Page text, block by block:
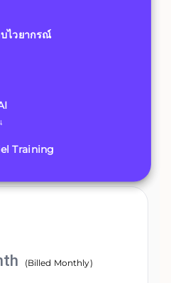
ไวยากรณ์
Training
(Billed Monthly)